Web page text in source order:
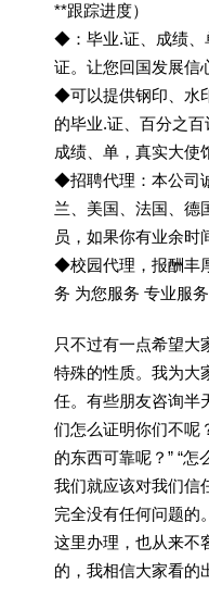
**跟踪进度）
◆：毕业.证、成绩、
证。让您回国发展信
◆可以提供钢印、水
的毕业.证、百分之百
成绩、单，真实大使
◆招聘代理：本公司
兰、美国、法国、德
员，如果你有业余时
◆校园代理，报酬丰
务 为您服务 专业服
只不过有一点希望大
特殊的性质。我为大
任。有些朋友咨询半
们怎么证明你们不呢
的东西可靠呢？” “怎
我们就应该对我们信
完全没有任何问题的
这里办理，也从来不
的，我相信大家看的